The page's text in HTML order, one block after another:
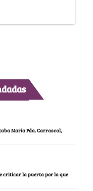
María Fda. Carrascal,
criticar la puerta por la que